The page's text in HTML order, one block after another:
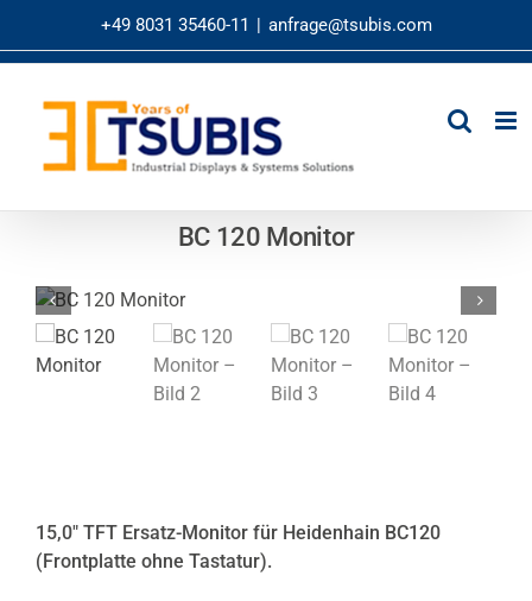
springen
+49 8031 35460-11 | anfrage@tsubis.com
BC 120 Monitor
15,0″ TFT Ersatz-Monitor für Heidenhain BC120
(Frontplatte ohne Tastatur).